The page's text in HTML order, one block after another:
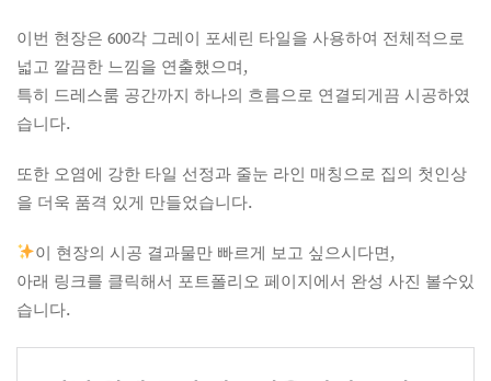
이번 현장은 600각 그레이 포세린 타일을 사용하여 전체적으로
넓고 깔끔한 느낌을 연출했으며,
특히 드레스룸 공간까지 하나의 흐름으로 연결되게끔 시공하였
습니다.
또한 오염에 강한 타일 선정과 줄눈 라인 매칭으로 집의 첫인상
을 더욱 품격 있게 만들었습니다.
이 현장의 시공 결과물만 빠르게 보고 싶으시다면,
아래 링크를 클릭해서 포트폴리오 페이지에서 완성 사진 볼수있
습니다.